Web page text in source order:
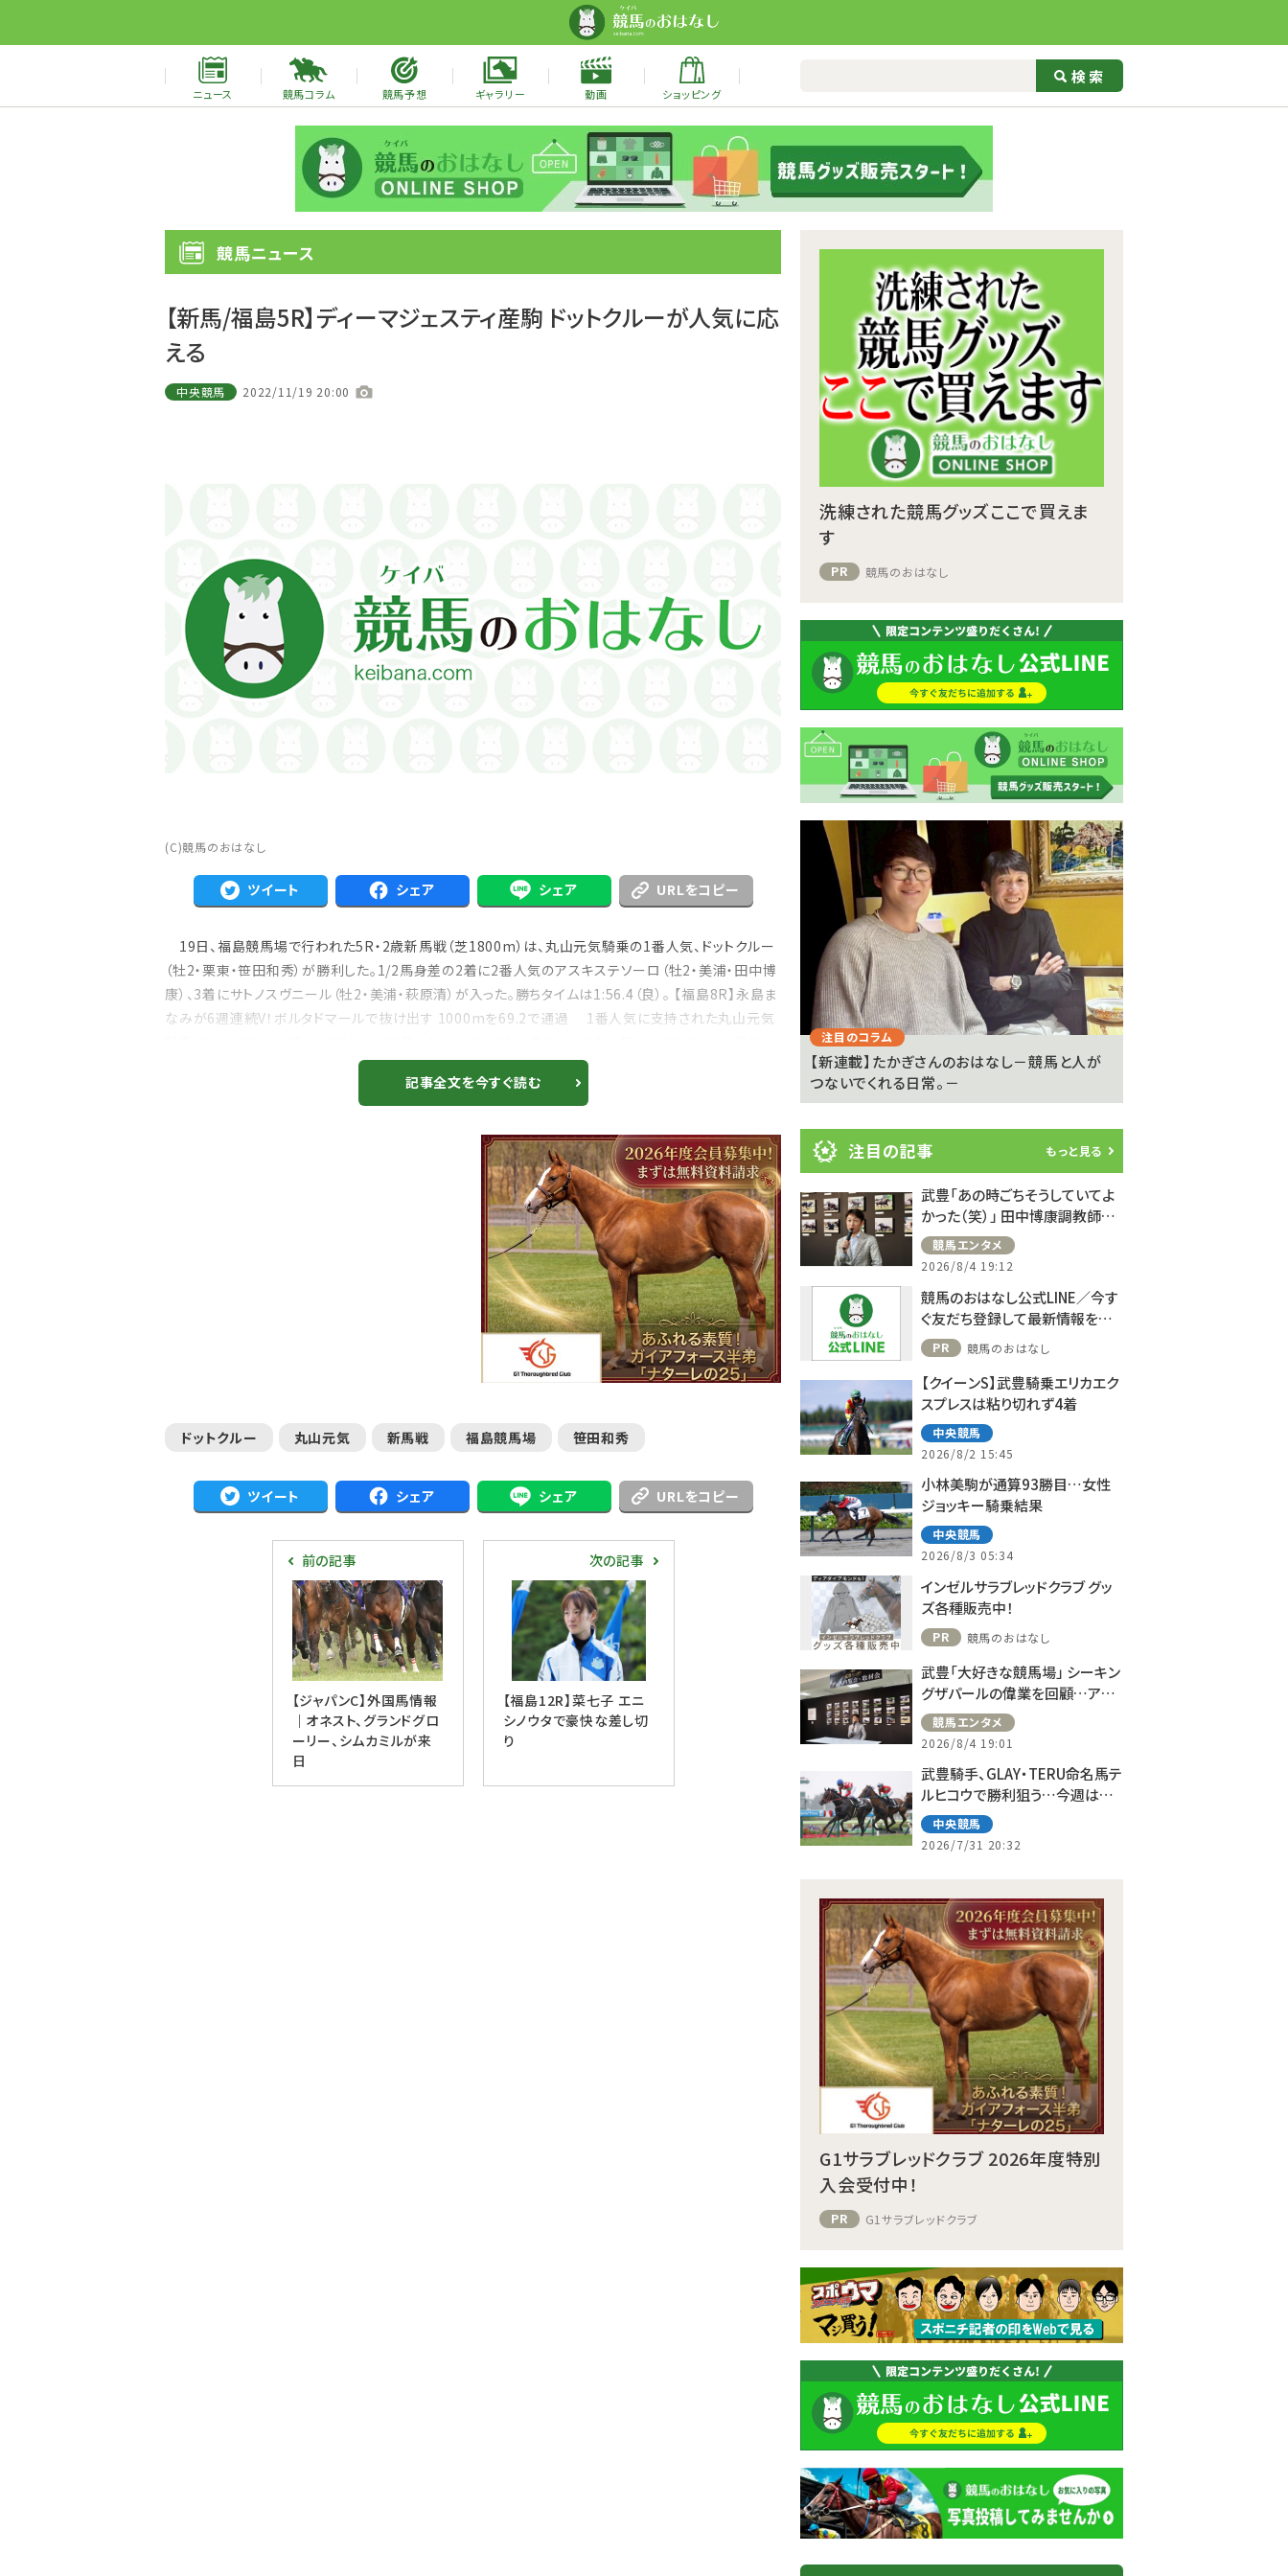
ニュース 競馬コラム 競馬予想 ギャラリー 動画 ショッピング
競馬ニュース
【新馬/福島5R】ディーマジェスティ産駒 ドットクルーが人気に応
える
中央競馬 2022/11/19 20:00
(C)競馬のおはなし
ツイート シェア シェア URLをコピー
19日、福島競馬場で行われた5R・2歳新馬戦（芝1800m）は、丸山元気騎乗の1番人気、ドットクルー
（牡2・栗東・笹田和秀）が勝利した。1/2馬身差の2着に2番人気のアスキステソーロ（牡2・美浦・田中博
康）、3着にサトノスヴニール（牡2・美浦・萩原清）が入った。勝ちタイムは1:56.4（良）。 【福島8R】永島ま
なみが6週連続V！ボルタドマールで抜け出す 1000mを69.2で通過 1番人気に支持された丸山元気
記事全文を今すぐ読む
ドットクルー 丸山元気 新馬戦 福島競馬場 笹田和秀
ツイート シェア シェア URLをコピー
前の記事
【ジャパンC】外国馬情報
｜オネスト、グランドグロ
ーリー、シムカミルが来
日
次の記事
【福島12R】菜七子 エニ
シノウタで豪快な差し切
り
洗練された競馬グッズここで買えま
す
PR 競馬のおはなし
ー
ス
武豊デビュー40年特別展が札幌で開幕 京都
武豊「例年より差しが利いている」 札幌ダート
1700メートルの馬...
注目のコラム
【新連載】たかぎさんのおはなし－競馬と人が
つないでくれる日常。－
注目の記事 もっと見る
武豊「あの時ごちそうしていてよ
かった（笑）」 田中博康調教師と
のフランスでの思い出を語る
競馬エンタメ
2026/8/4 19:12
競馬のおはなし公式LINE／今す
ぐ友だち登録して最新情報をゲ
ット！
PR 競馬のおはなし
【クイーンS】武豊騎乗エリカエク
スプレスは粘り切れず4着
中央競馬
2026/8/2 15:45
小林美駒が通算93勝目…女性
ジョッキー騎乗結果
中央競馬
2026/8/3 05:34
インゼルサラブレッドクラブ グッ
ズ各種販売中！
PR 競馬のおはなし
武豊「大好きな競馬場」 シーキン
グザパールの偉業を回顧…アス
コット、ドーヴィルへの思い語る
競馬エンタメ
2026/8/4 19:01
武豊騎手、GLAY・TERU命名馬テ
ルヒコウで勝利狙う…今週は札
幌で10鞍
中央競馬
2026/7/31 20:32
G1サラブレッドクラブ 2026年度特別
入会受付中！
PR G1サラブレッドクラブ